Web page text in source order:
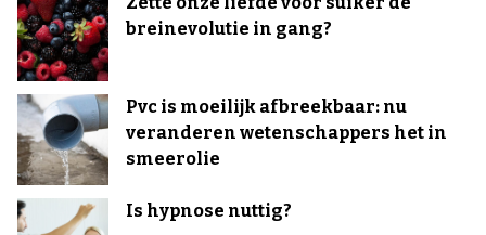
breinevolutie in gang?
Pvc is moeilijk afbreekbaar: nu
veranderen wetenschappers het in
smeerolie
Is hypnose nuttig?